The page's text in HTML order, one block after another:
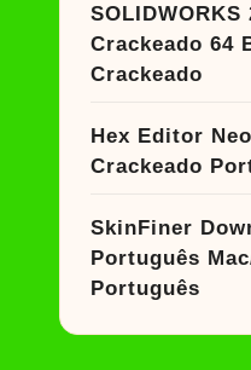
Crackeado 64
Crackeado
Hex Editor
Crackeado
SkinFiner
Português
Português